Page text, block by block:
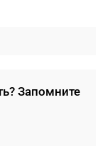
Запомните